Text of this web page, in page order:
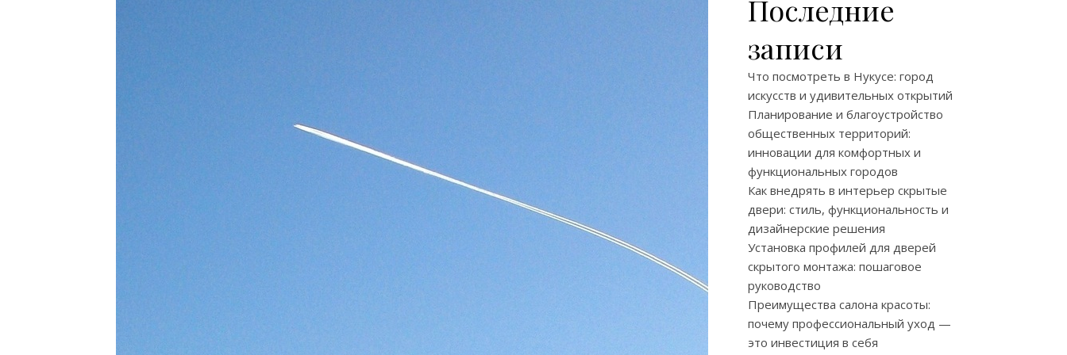
Последние
записи
Что посмотреть в Нукусе: город
искусств и удивительных открытий
Планирование и благоустройство
общественных территорий:
инновации для комфортных и
функциональных городов
Как внедрять в интерьер скрытые
двери: стиль, функциональность и
дизайнерские решения
Установка профилей для дверей
скрытого монтажа: пошаговое
руководство
Преимущества салона красоты:
почему профессиональный уход —
это инвестиция в себя